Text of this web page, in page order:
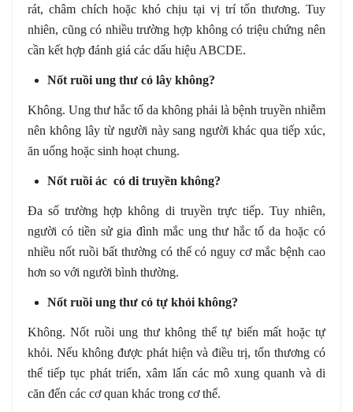
rát, châm chích hoặc khó chịu tại vị trí tổn thương. Tuy
nhiên, cũng có nhiều trường hợp không có triệu chứng nên
cần kết hợp đánh giá các dấu hiệu ABCDE.
Nốt ruồi ung thư có lây không?
Không. Ung thư hắc tố da không phải là bệnh truyền nhiễm
nên không lây từ người này sang người khác qua tiếp xúc,
ăn uống hoặc sinh hoạt chung.
Nốt ruồi ác có di truyền không?
Đa số trường hợp không di truyền trực tiếp. Tuy nhiên,
người có tiền sử gia đình mắc ung thư hắc tố da hoặc có
nhiều nốt ruồi bất thường có thể có nguy cơ mắc bệnh cao
hơn so với người bình thường.
Nốt ruồi ung thư có tự khỏi không?
Không. Nốt ruồi ung thư không thể tự biến mất hoặc tự
khỏi. Nếu không được phát hiện và điều trị, tổn thương có
thể tiếp tục phát triển, xâm lấn các mô xung quanh và di
căn đến các cơ quan khác trong cơ thể.